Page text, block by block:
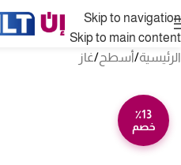
Skip to navigation
Skip to main content
الرئيسية/أسطح/غاز
٪13
خصم